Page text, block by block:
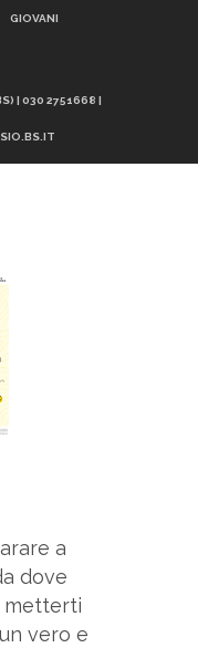
GIOVANI
| 030 2751668 |
a
dove
metterti
vero e